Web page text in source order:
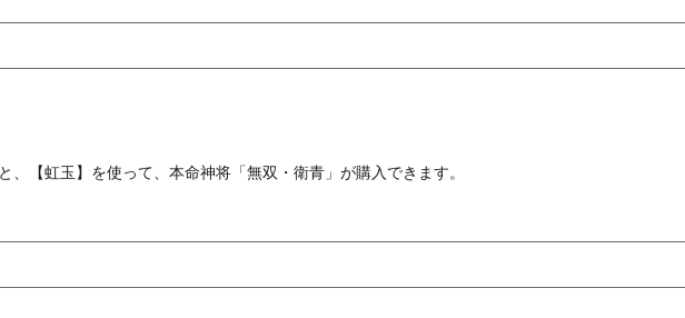
、【虹玉】を使って、本命神将「無双・衛青」が購入できます。